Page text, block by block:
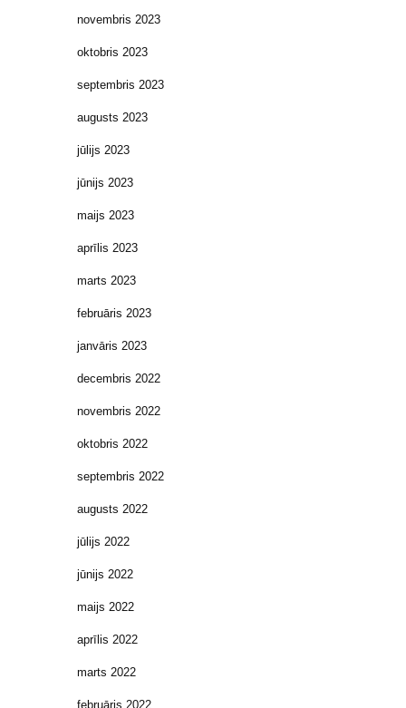
novembris 2023
oktobris 2023
septembris 2023
augusts 2023
jūlijs 2023
jūnijs 2023
maijs 2023
aprīlis 2023
marts 2023
februāris 2023
janvāris 2023
decembris 2022
novembris 2022
oktobris 2022
septembris 2022
augusts 2022
jūlijs 2022
jūnijs 2022
maijs 2022
aprīlis 2022
marts 2022
februāris 2022